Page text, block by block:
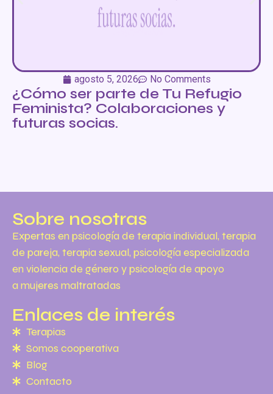
agosto 5, 2026 No Comments
¿Cómo ser parte de Tu Refugio
Feminista? Colaboraciones y
futuras socias.
Sobre nosotras
Expertas en psicología de terapia individual, terapia
de pareja, terapia sexual, psicología especializada
en violencia de género y psicología de apoyo
a mujeres maltratadas
Enlaces de interés
Terapias
Somos cooperativa
Blog
Contacto